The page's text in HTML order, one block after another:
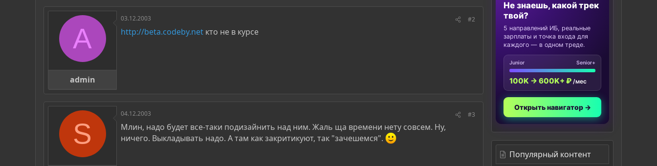
A
admin
03.12.2003 #2
http://beta.codeby.net кто не в курсе
S
04.12.2003 #3
Млин, надо будет все-таки подизайнить над ним. Жаль ща времени нету совсем. Ну,
ничего. Выкладывать надо. А там как закритикуют, так "зачешемся".
Не знаешь, какой трек
твой?
5 направлений ИБ, реальные
зарплаты и точка входа для
каждого — в одном треде.
Junior Senior+
100K → 600K+ ₽ /мес
Открыть навигатор →
Популярный контент